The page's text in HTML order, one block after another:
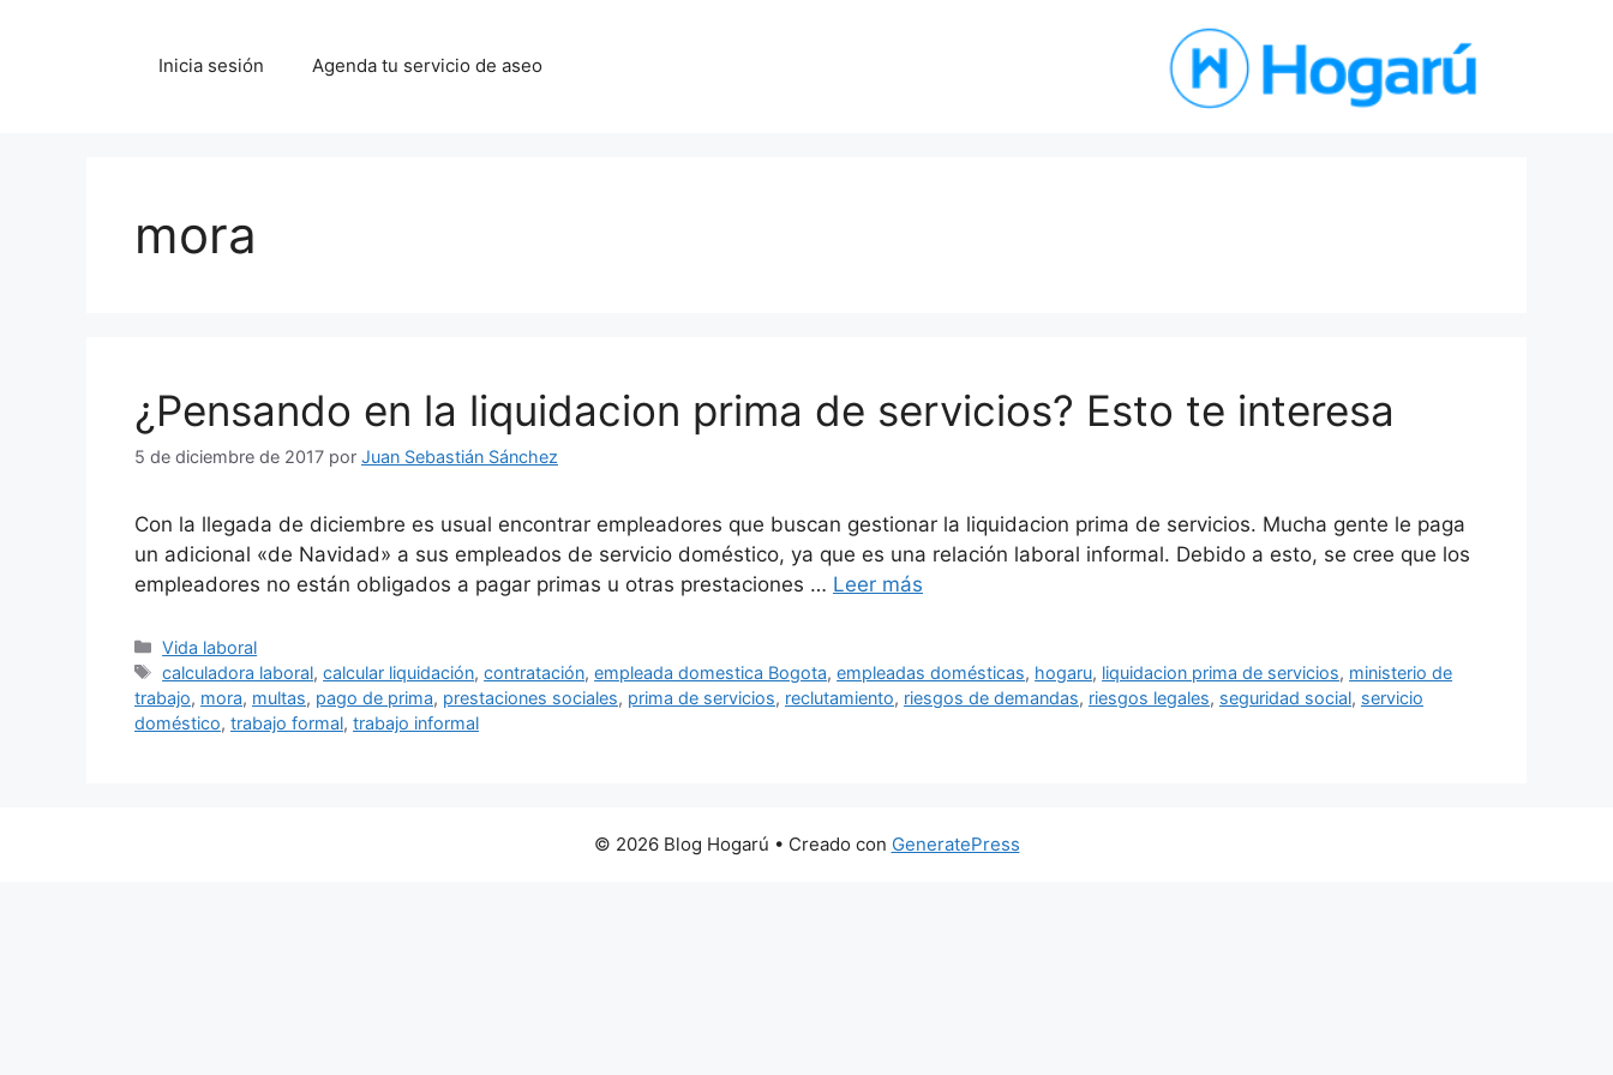
Inicia sesión Agenda tu servicio de aseo
mora
¿Pensando en la liquidacion prima de servicios? Esto te interesa
5 de diciembre de 2017 por Juan Sebastián Sánchez
Con la llegada de diciembre es usual encontrar empleadores que buscan gestionar la liquidacion prima de servicios. Mucha gente le paga
un adicional «de Navidad» a sus empleados de servicio doméstico, ya que es una relación laboral informal. Debido a esto, se cree que los
empleadores no están obligados a pagar primas u otras prestaciones … Leer más
Categorías
Vida laboral
Etiquetas
calculadora laboral,calcular liquidación,contratación,empleada domestica Bogota,empleadas domésticas, hogaru, liquidacion prima de servicios, ministerio de
trabajo, mora, multas, pago de prima, prestaciones sociales, prima de servicios, reclutamiento, riesgos de demandas, riesgos legales, seguridad social, servicio
doméstico, trabajo formal, trabajo informal
© 2026 Blog Hogarú • Creado con GeneratePress